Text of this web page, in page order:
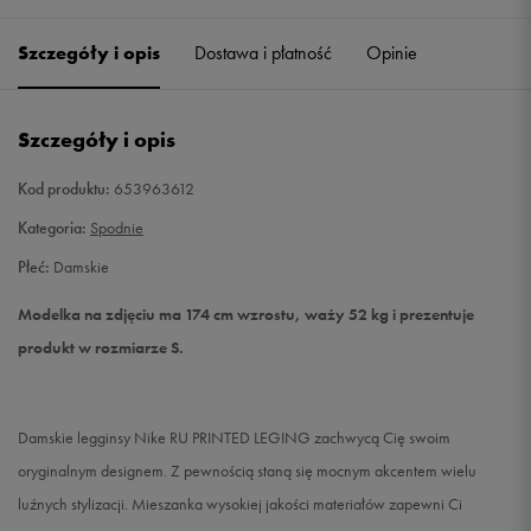
S Powiadom o dostępności
Szczegóły i opis Dostawa i płatność Opinie
Szczegóły i opis
Kod produktu: 653963612
Kategoria: Spodnie
Płeć: Damskie
Modelka na zdjęciu ma 174 cm wzrostu, waży 52 kg i prezentuje
produkt w rozmiarze S.
Damskie legginsy Nike RU PRINTED LEGING zachwycą Cię swoim
oryginalnym designem. Z pewnością staną się mocnym akcentem wielu
luźnych stylizacji. Mieszanka wysokiej jakości materiałów zapewni Ci